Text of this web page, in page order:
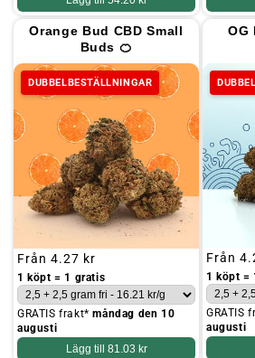
Orange Bud CBD Small
Buds 🍊
DUBBELBESTÄLLNINGAR
Ordinarie
pris
Från 4.27 kr
1 köpt = 1 gratis
GRATIS frakt*måndag den 10
augusti
Lägg till 81.03 kr
OG
pris
Från
1 köpt =
GRATIS
augusti